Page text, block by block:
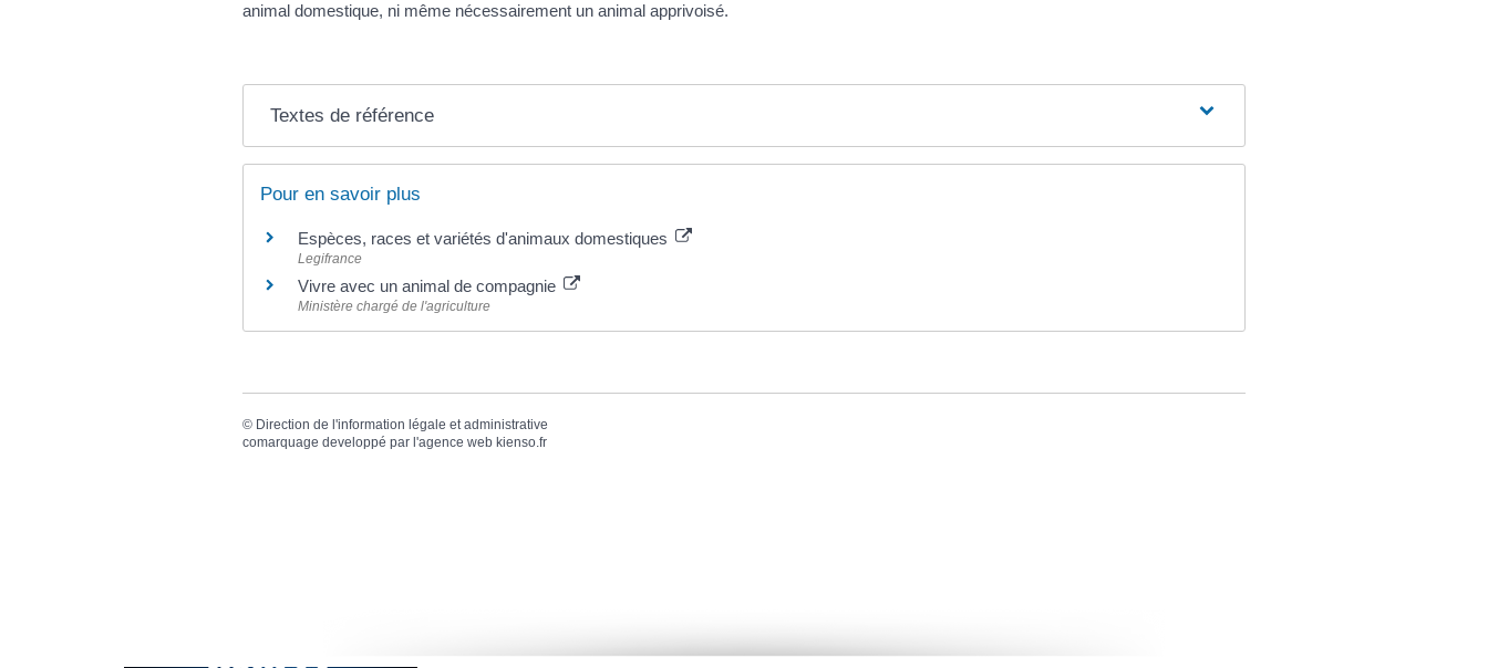
animal domestique, ni même nécessairement un animal apprivoisé.
Textes de référence
Pour en savoir plus
Espèces, races et variétés d'animaux domestiques
Legifrance
Vivre avec un animal de compagnie
Ministère chargé de l'agriculture
© Direction de l'information légale et administrative
comarquage developpé par l'agence web kienso.fr